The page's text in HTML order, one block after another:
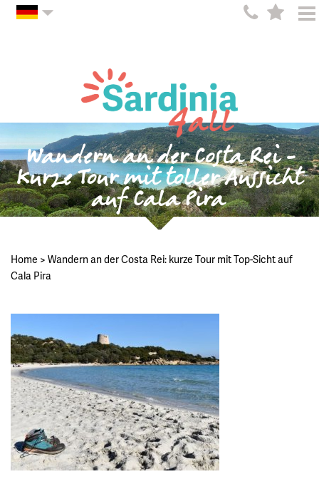
Wandern an der Costa Rei -
Kurze Tour mit toller Aussicht
auf Cala Pira
Home > Wandern an der Costa Rei: kurze Tour mit Top-Sicht auf
Cala Pira